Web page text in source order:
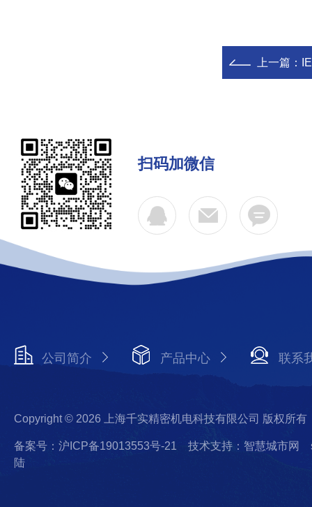
上一篇：
扫码加微信
公司简介 产品中心 联系
Copyright © 2026 上海千实精密机电科技有限公司 版权所有
备案号：沪ICP备19013553号-21 技术支持：智慧城市网
陆